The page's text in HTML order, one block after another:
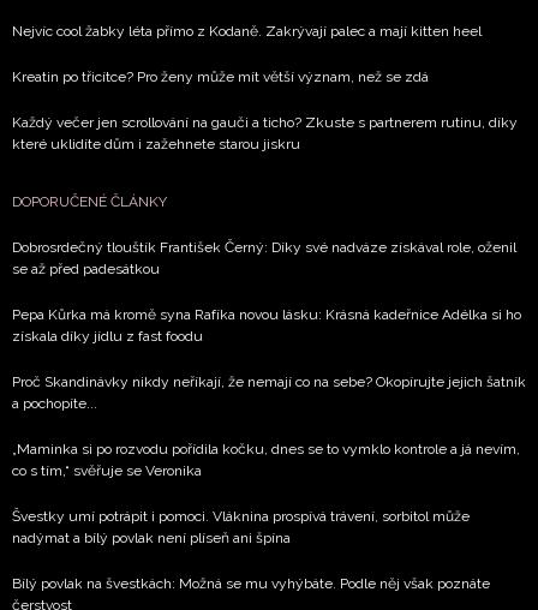
Nejvíc cool žabky léta přímo z Kodaně. Zakrývají palec a mají kitten heel
Kreatin po třicítce? Pro ženy může mít větší význam, než se zdá
Každý večer jen scrollování na gauči a ticho? Zkuste s partnerem rutinu, díky
které uklidíte dům i zažehnete starou jiskru
DOPORUČENÉ ČLÁNKY
Dobrosrdečný tlouštík František Černý: Díky své nadváze získával role, oženil
se až před padesátkou
Pepa Kůrka má kromě syna Rafíka novou lásku: Krásná kadeřnice Adélka si ho
získala díky jídlu z fast foodu
Proč Skandinávky nikdy neříkají, že nemají co na sebe? Okopírujte jejich šatník
a pochopíte...
„Maminka si po rozvodu pořídila kočku, dnes se to vymklo kontrole a já nevím,
co s tím,“ svěřuje se Veronika
Švestky umí potrápit i pomoci. Vláknina prospívá trávení, sorbitol může
nadýmat a bílý povlak není plíseň ani špína
Bílý povlak na švestkách: Možná se mu vyhýbáte. Podle něj však poznáte
čerstvost